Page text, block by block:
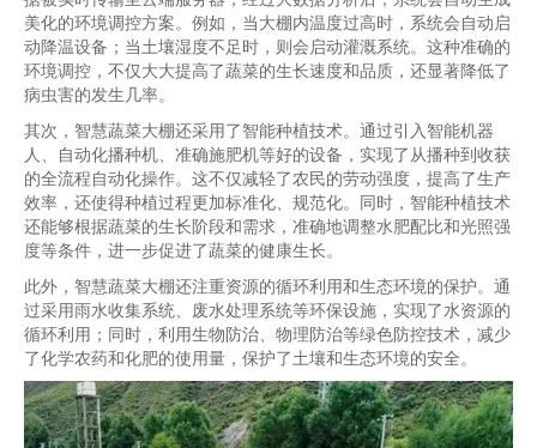
美化的环境调控方案。例如，当大棚内温度过高时，系统会自动启
动降温设备；当土壤湿度不足时，则会启动灌溉系统。这种准确的
环境调控，不仅大大提高了蔬菜的生长速度和品质，还显著降低了
病虫害的发生几率。
其次，智慧蔬菜大棚还采用了智能种植技术。通过引入智能机器
人、自动化播种机、准确施肥机等好的设备，实现了从播种到收获
的全流程自动化操作。这不仅减轻了农民的劳动强度，提高了生产
效率，还使得种植过程更加标准化、规范化。同时，智能种植技术
还能够根据蔬菜的生长阶段和需求，准确地调整水肥配比和光照强
度等条件，进一步促进了蔬菜的健康生长。
此外，智慧蔬菜大棚还注重资源的循环利用和生态环境的保护。通
过采用雨水收集系统、废水处理系统等环保设施，实现了水资源的
循环利用；同时，利用生物防治、物理防治等绿色防控技术，减少
了化学农药和化肥的使用量，保护了土壤和生态环境的安全。